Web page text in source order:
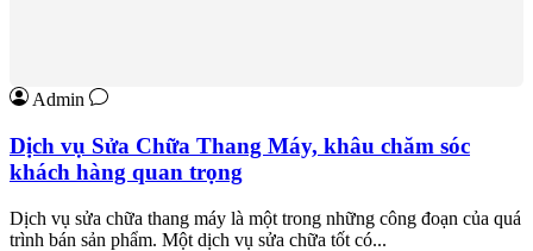
Admin
Dịch vụ Sửa Chữa Thang Máy, khâu chăm sóc
khách hàng quan trọng
Dịch vụ sửa chữa thang máy là một trong những công đoạn của quá
trình bán sản phẩm. Một dịch vụ sửa chữa tốt có...